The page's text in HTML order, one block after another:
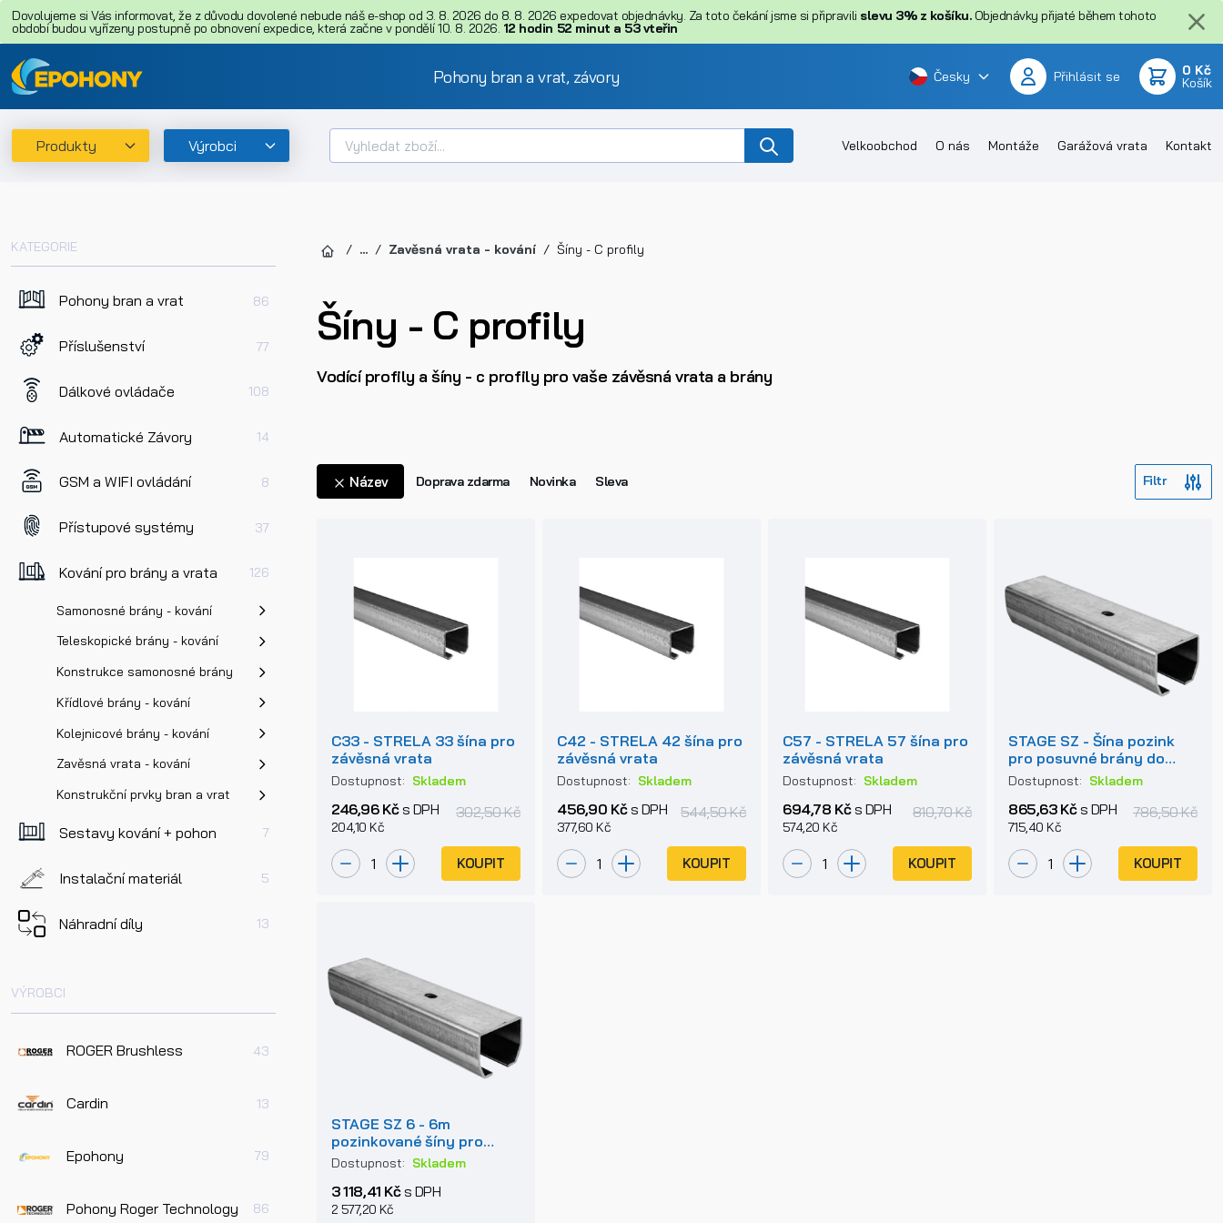
Dovolujeme si Vás informovat, že z důvodu dovolené nebude náš e-shop od 3. 8. 2026 do 8. 8. 2026 expedovat objednávky. Za toto čekání jsme si připravili slevu 3% z košíku.Objednávky přijaté během tohoto
období budou vyřízeny postupně po obnovení expedice, která začne v pondělí 10. 8. 2026. 12 hodin 52 minut a 53 vteřin
Pohony bran a vrat, závory Česky Přihlásit se 0 Kč
Košík
Produkty Výrobci Velkoobchod O nás Montáže Garážová vrata Kontakt
KATEGORIE
Pohony bran a vrat 86
Příslušenství 77
Dálkové ovládače 108
Automatické Závory 14
GSM a WIFI ovládání 8
Přístupové systémy 37
Kování pro brány a vrata 126
Samonosné brány - kování
Teleskopické brány - kování
Konstrukce samonosné brány
Křídlové brány - kování
Kolejnicové brány - kování
Zavěsná vrata - kování
Konstrukční prvky bran a vrat
Sestavy kování + pohon 7
Instalační materiál 5
Náhradní díly 13
VÝROBCI
ROGER Brushless 43
Cardin 13
Epohony 79
Pohony Roger Technology 86
... Zavěsná vrata - kování Šíny - C profily
Šíny - C profily
Vodící profily a šíny - c profily pro vaše závěsná vrata a brány
Název Doprava zdarma Novinka Sleva
C33 - STRELA 33 šína pro
závěsná vrata
Dostupnost: Skladem
246,96 Kčs DPH
204,10 Kč
302,50 Kč
KOUPIT
C42 - STRELA 42 šína pro
závěsná vrata
Dostupnost: Skladem
456,90 Kčs DPH
377,60 Kč
544,50 Kč
KOUPIT
C57 - STRELA 57 šína pro
závěsná vrata
Dostupnost: Skladem
694,78 Kčs DPH
574,20 Kč
810,70 Kč
KOUPIT
STAGE SZ - Šína pozink
pro posuvné brány do
400kg
Dostupnost: Skladem
865,63 Kčs DPH
715,40 Kč
786,50 Kč
KOUPIT
STAGE SZ 6 - 6m
pozinkované šíny pro
posuvné brány do 400kg
Dostupnost: Skladem
3 118,41 Kčs DPH
2 577,20 Kč